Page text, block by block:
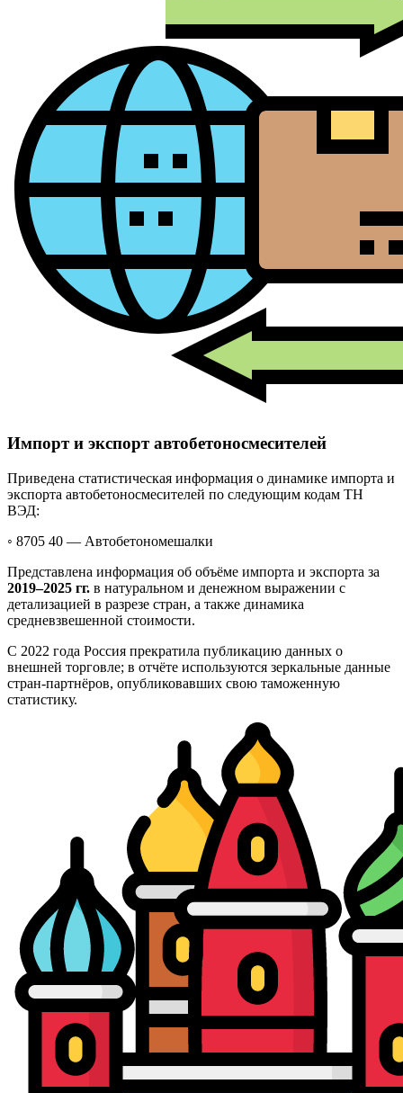
Импорт и экспорт автобетоносмесителей
Приведена статистическая информация о динамике импорта и
экспорта автобетоносмесителей по следующим кодам ТН
ВЭД:
◦ 8705 40 — Автобетономешалки
Представлена информация об объёме импорта и экспорта за
2019–2025 гг. в натуральном и денежном выражении с
детализацией в разрезе стран, а также динамика
средневзвешенной стоимости.
С 2022 года Россия прекратила публикацию данных о
внешней торговле; в отчёте используются зеркальные данные
стран-партнёров, опубликовавших свою таможенную
статистику.